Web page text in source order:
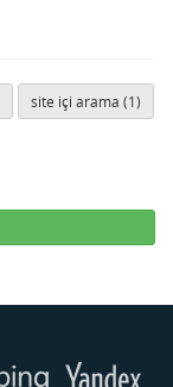
site içi arama (1)